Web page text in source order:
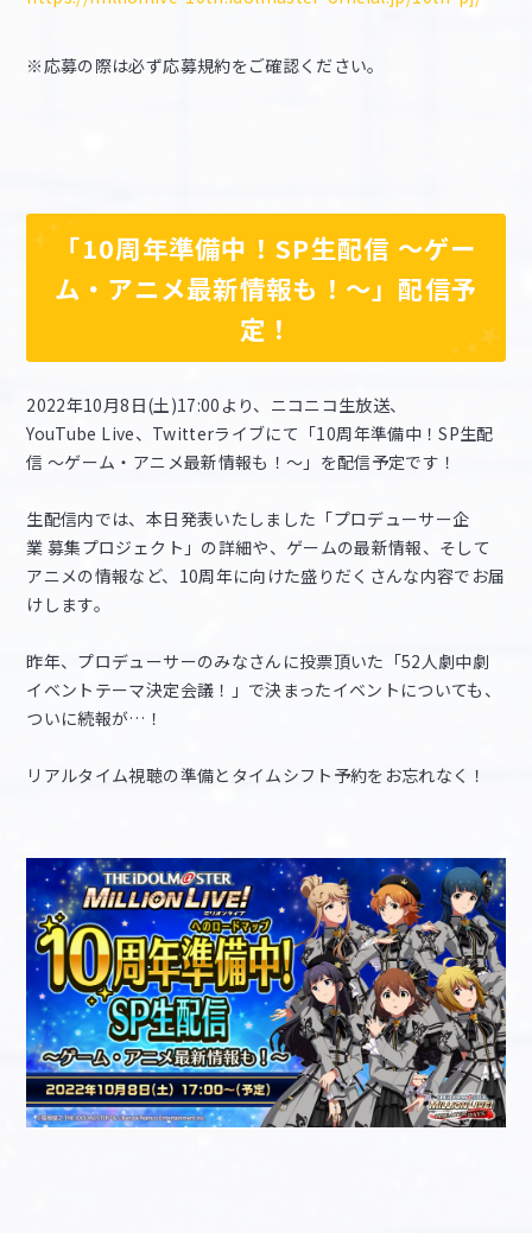
※応募の際は必ず応募規約をご確認ください。
「10周年準備中！SP生配信 ～ゲー
ム・アニメ最新情報も！～」配信予
定！
2022年10月8日(土)17:00より、ニコニコ生放送、
YouTube Live、Twitterライブにて「10周年準備中！SP生配
信 ～ゲーム・アニメ最新情報も！～」を配信予定です！
生配信内では、本日発表いたしました「プロデューサー企
業 募集プロジェクト」の詳細や、ゲームの最新情報、そして
アニメの情報など、10周年に向けた盛りだくさんな内容でお届
けします。
昨年、プロデューサーのみなさんに投票頂いた「52人劇中劇
イベントテーマ決定会議！」で決まったイベントについても、
ついに続報が…！
リアルタイム視聴の準備とタイムシフト予約をお忘れなく！